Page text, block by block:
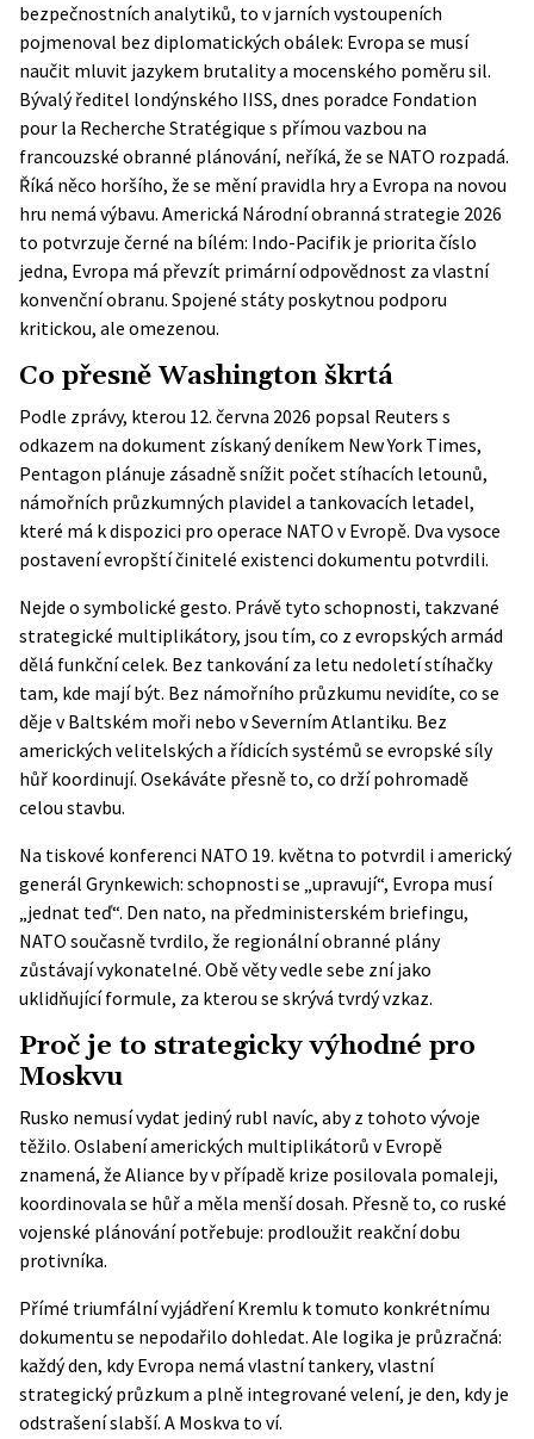
bezpečnostních analytiků, to v jarních vystoupeních
pojmenoval bez diplomatických obálek: Evropa se musí
naučit mluvit jazykem brutality a mocenského poměru sil.
Bývalý ředitel londýnského IISS, dnes poradce Fondation
pour la Recherche Stratégique s přímou vazbou na
francouzské obranné plánování, neříká, že se NATO rozpadá.
Říká něco horšího, že se mění pravidla hry a Evropa na novou
hru nemá výbavu. Americká Národní obranná strategie 2026
to potvrzuje černé na bílém: Indo-Pacifik je priorita číslo
jedna, Evropa má převzít primární odpovědnost za vlastní
konvenční obranu. Spojené státy poskytnou podporu
kritickou, ale omezenou.
Co přesně Washington škrtá
Podle zprávy, kterou 12. června 2026 popsal Reuters s
odkazem na dokument získaný deníkem New York Times,
Pentagon plánuje zásadně snížit počet stíhacích letounů,
námořních průzkumných plavidel a tankovacích letadel,
které má k dispozici pro operace NATO v Evropě. Dva vysoce
postavení evropští činitelé existenci dokumentu potvrdili.
Nejde o symbolické gesto. Právě tyto schopnosti, takzvané
strategické multiplikátory, jsou tím, co z evropských armád
dělá funkční celek. Bez tankování za letu nedoletí stíhačky
tam, kde mají být. Bez námořního průzkumu nevidíte, co se
děje v Baltském moři nebo v Severním Atlantiku. Bez
amerických velitelských a řídicích systémů se evropské síly
hůř koordinují. Osekáváte přesně to, co drží pohromadě
celou stavbu.
Na tiskové konferenci NATO 19. května to potvrdil i americký
generál Grynkewich: schopnosti se „upravují“, Evropa musí
„jednat teď“. Den nato, na předministerském briefingu,
NATO současně tvrdilo, že regionální obranné plány
zůstávají vykonatelné. Obě věty vedle sebe zní jako
uklidňující formule, za kterou se skrývá tvrdý vzkaz.
Proč je to strategicky výhodné pro
Moskvu
Rusko nemusí vydat jediný rubl navíc, aby z tohoto vývoje
těžilo. Oslabení amerických multiplikátorů v Evropě
znamená, že Aliance by v případě krize posilovala pomaleji,
koordinovala se hůř a měla menší dosah. Přesně to, co ruské
vojenské plánování potřebuje: prodloužit reakční dobu
protivníka.
Přímé triumfální vyjádření Kremlu k tomuto konkrétnímu
dokumentu se nepodařilo dohledat. Ale logika je průzračná:
každý den, kdy Evropa nemá vlastní tankery, vlastní
strategický průzkum a plně integrované velení, je den, kdy je
odstrašení slabší. A Moskva to ví.